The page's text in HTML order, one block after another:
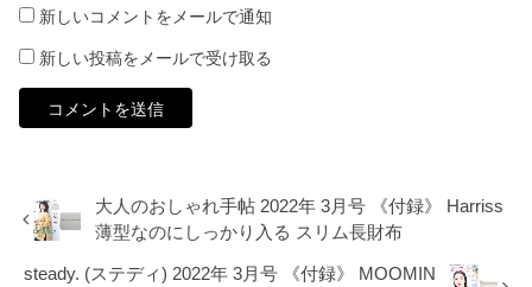
新しいコメントをメールで通知
新しい投稿をメールで受け取る
大人のおしゃれ手帖 2022年 3月号 《付録》 Harriss
薄型なのにしっかり入る スリム長財布
steady. (ステディ) 2022年 3月号 《付録》 MOOMIN